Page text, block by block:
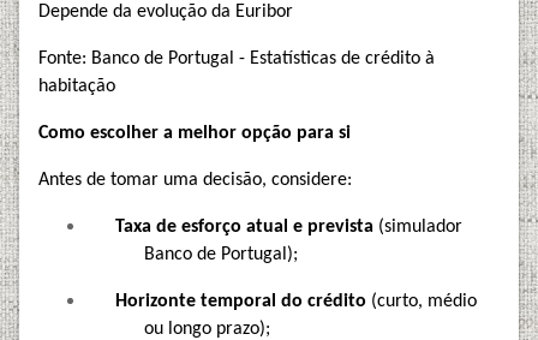
Depende da evolução da Euribor
Fonte: Banco de Portugal - Estatísticas de crédito à
habitação
Como escolher a melhor opção para si
Antes de tomar uma decisão, considere:
Taxa de esforço atual e prevista (simulador
Banco de Portugal);
Horizonte temporal do crédito (curto, médio
ou longo prazo);